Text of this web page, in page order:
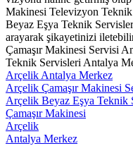
Makinesi Televizyon
Beyaz Eşya Teknik
arayarak şikayetinizi
Çamaşır Makinesi Servisi
Teknik Servisleri Antalya
Arçelik Antalya Merkez
Arçelik Çamaşır Makinesi
Arçelik Beyaz Eşya Teknik
Çamaşır Makinesi
Arçelik
Antalya Merkez